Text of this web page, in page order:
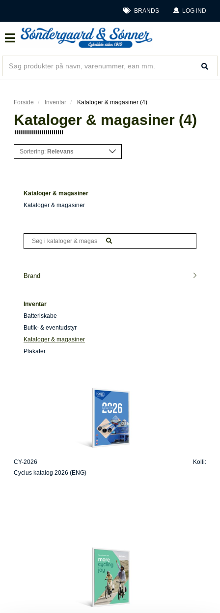
BRANDS LOG IND
Forside Inventar Kataloger & magasiner (4)
Kataloger & magasiner (4)
Sortering: Relevans
Kataloger & magasiner
Kataloger & magasiner
Brand
Inventar
Batteriskabe
Butik- & eventudstyr
Kataloger & magasiner
Plakater
CY-2026
Kolli:
Cyclus katalog 2026 (ENG)